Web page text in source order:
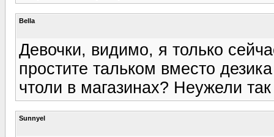
Bella
Девочки, видимо, я только
простите тальком вместо
чтоли в магазинах? Неужели
Sunnyel